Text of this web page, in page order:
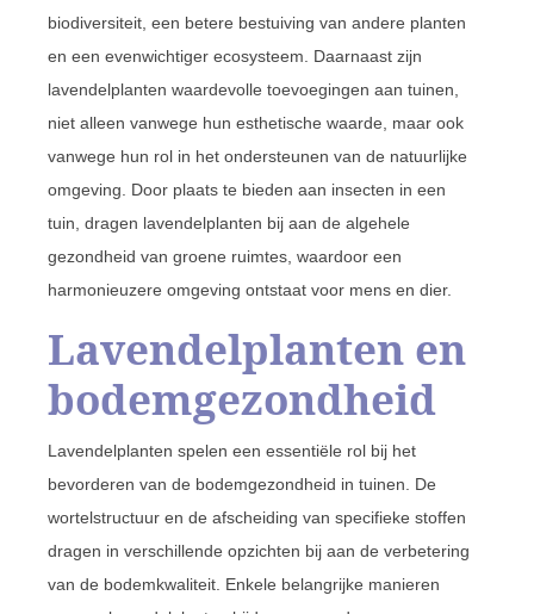
biodiversiteit, een betere bestuiving van andere planten
en een evenwichtiger ecosysteem. Daarnaast zijn
lavendelplanten waardevolle toevoegingen aan tuinen,
niet alleen vanwege hun esthetische waarde, maar ook
vanwege hun rol in het ondersteunen van de natuurlijke
omgeving. Door plaats te bieden aan insecten in een
tuin, dragen lavendelplanten bij aan de algehele
gezondheid van groene ruimtes, waardoor een
harmonieuzere omgeving ontstaat voor mens en dier.
Lavendelplanten en
bodemgezondheid
Lavendelplanten spelen een essentiële rol bij het
bevorderen van de bodemgezondheid in tuinen. De
wortelstructuur en de afscheiding van specifieke stoffen
dragen in verschillende opzichten bij aan de verbetering
van de bodemkwaliteit. Enkele belangrijke manieren